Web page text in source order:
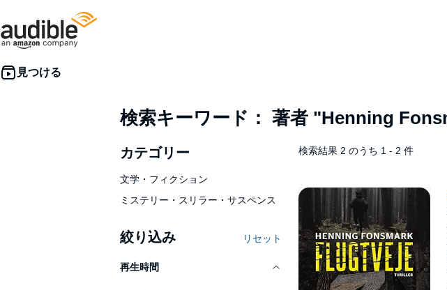
検索キーワード： 著者 "Henning
カテゴリー
文学・フィクション
ミステリー・スリラー・サスペンス
絞り込み リセット
再生時間
検索結果 2 のうち 1 - 2 件